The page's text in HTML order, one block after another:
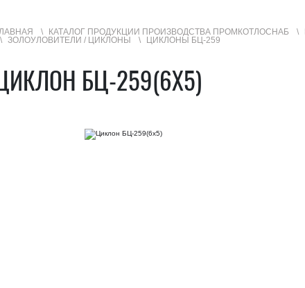
КАТАЛОГ ПРОДУКЦИИ ПРОИЗВОДСТВА ПРОМКОТЛОСНАБ
ЗОЛОУЛОВИТЕЛИ / ЦИКЛОНЫ
ЦИКЛОНЫ БЦ-259
БЦ-259(6Х5)